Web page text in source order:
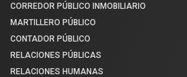
CORREDOR PÚBLICO INMOBILIARIO
MARTILLERO PÚBLICO
CONTADOR PÚBLICO
RELACIONES PÚBLICAS
RELACIONES HUMANAS